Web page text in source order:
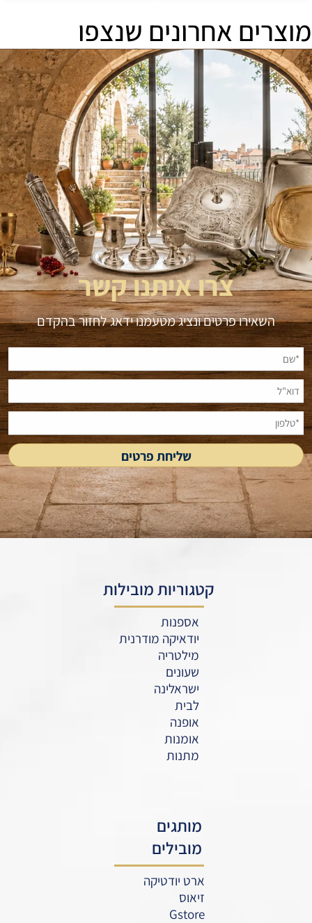
מוצרים אחרונים שנצפו
צרו איתנו קשר
השאירו פרטים ונציג מטעמנו ידאג לחזור בהקדם
קטגוריות מובילות
אספנות
יודאיקה מודרנית
מילטריה
שעונים
ישראלינה
לבית
אופנה
אומנות
מתנות
מותגים
מובילים
ארט יודטיקה
זיאוס
Gstore